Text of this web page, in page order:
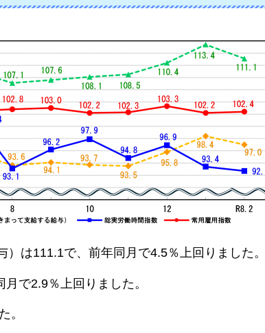
は111.1で、前年同月で4.5％上回りました
で2.9％上回りました。
。